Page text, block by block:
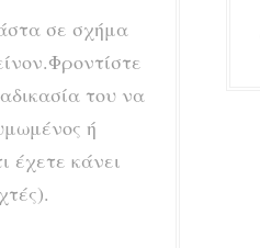
σε σχήμα
του να
ή
έχετε κάνει